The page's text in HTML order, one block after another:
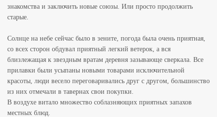
знакомства и заключить новые союзы. Или просто продолжить
старые.
Солнце на небе сейчас было в зените, погода была очень приятная,
со всех сторон обдувал приятный легкий ветерок, а вся
близлежащая к звездным вратам деревня зазывающе сверкала. Все
прилавки были усыпаны новыми товарами исключительной
красоты, люди весело переговаривались друг с другом, большинство
из них отмечали в тавернах свои покупки.
В воздухе витало множество соблазняющих приятных запахов
местных блюд.